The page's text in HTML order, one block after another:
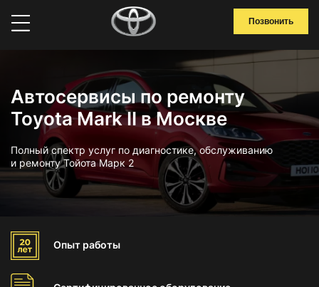
Позвонить
Автосервисы по ремонту
Toyota Mark II в Москве
Полный спектр услуг по диагностике, обслуживанию
и ремонту Тойота Марк 2
Опыт работы